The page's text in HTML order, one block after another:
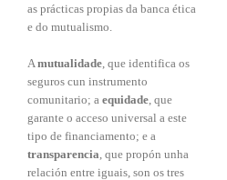
as prácticas propias da banca ética
e do mutualismo.
A mutualidade , que identifica os
seguros cun instrumento
comunitario; a equidade , que
garante o acceso universal a este
tipo de financiamento; e a
transparencia , que propón unha
relación entre iguais, son os tres